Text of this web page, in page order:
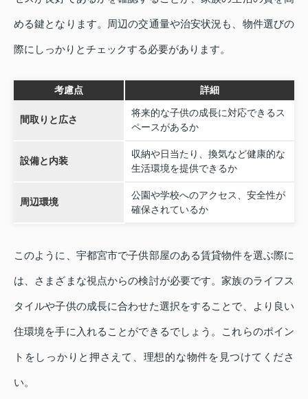
める鍵となります。周辺の交通量や治安状況も、物件選びの
際にしっかりとチェックする必要があります。
考慮点 詳細
間取りと広さ
将来的な子供の成長に対応できるス
ペースがあるか
設備と内装
収納や日当たり、換気など健康的な
生活環境を提供できるか
周辺環境
公園や学校へのアクセス、安全性が
確保されているか
このように、宇都宮市で子供部屋のある賃貸物件を選ぶ際に
は、さまざまな視点からの検討が必要です。家族のライフス
タイルや子供の成長に合わせた選択をすることで、より良い
住環境を手に入れることができるでしょう。これらのポイン
トをしっかりと押さえて、理想的な物件を見つけてくださ
い。